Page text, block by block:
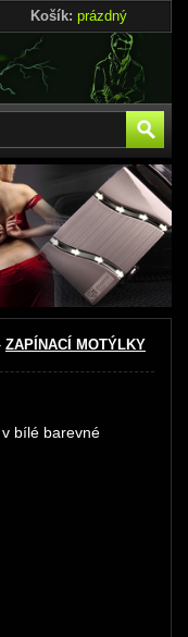
Košík: prázdný
ZAPÍNACÍ MOTÝLKY
v bílé barevné